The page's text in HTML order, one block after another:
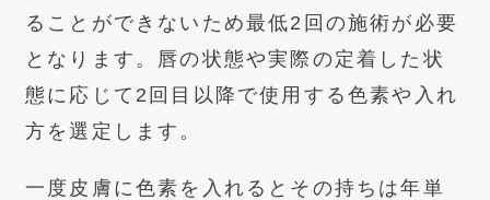
ることができないため最低2回の施術が必要
となります。唇の状態や実際の定着した状
態に応じて2回目以降で使用する色素や入れ
方を選定します。
一度皮膚に色素を入れるとその持ちは年単